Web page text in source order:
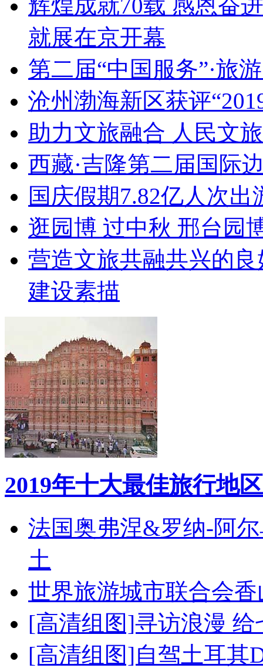
辉煌成就70载 感恩奋
就展在京开幕
第二届“中国服务”·旅
沧州渤海新区获评
助力文旅融合 人民文
西藏·吉隆第二届国际
国庆假期7.82亿人次
逛园博 过中秋 邢台园
营造文旅共融共兴的
建设素描
2019年十大最佳旅行地区
法国奥弗涅&罗纳-阿
土
世界旅游城市联合会
[高清组图]寻访浪漫
[高清组图]自驾土耳其